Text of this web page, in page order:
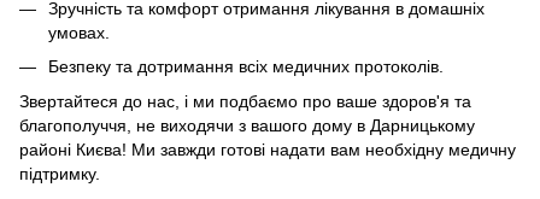
Зручність та комфорт отримання лікування в домашніх
умовах.
Безпеку та дотримання всіх медичних протоколів.
Звертайтеся до нас, і ми подбаємо про ваше здоров'я та
благополуччя, не виходячи з вашого дому в Дарницькому
районі Києва! Ми завжди готові надати вам необхідну медичну
підтримку.